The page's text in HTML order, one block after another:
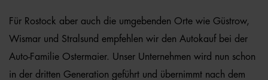
Für Rostock aber auch die umgebenden Orte wie Güstrow,
Wismar und Stralsund empfehlen wir den Autokauf bei der
Auto-Familie Ostermaier. Unser Unternehmen wird nun schon
in der dritten Generation geführt und übernimmt nach dem